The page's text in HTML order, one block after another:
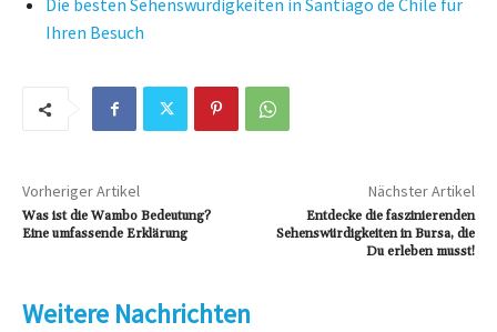
Die besten Sehenswürdigkeiten in Santiago de Chile für
Ihren Besuch
Vorheriger Artikel
Was ist die Wambo Bedeutung?
Eine umfassende Erklärung
Nächster Artikel
Entdecke die faszinierenden
Sehenswürdigkeiten in Bursa, die
Du erleben musst!
Weitere Nachrichten